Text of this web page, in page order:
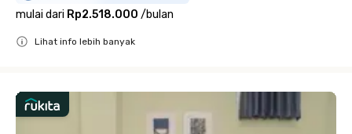
mulai dari Rp2.518.000 /bulan
Lihat info lebih banyak